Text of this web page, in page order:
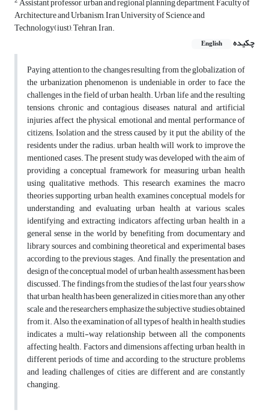
Architecture and Urbanism, Iran University of Science and
Technology(iust), Tehran, Iran.
چکیده
English
Paying attention to the changes resulting from the globalization of
the urbanization phenomenon is undeniable in order to face the
challenges in the field of urban health. Urban life and the resulting
tensions, chronic and contagious diseases, natural and artificial
injuries, affect the physical, emotional and mental performance of
citizens; Isolation and the stress caused by it put the ability of the
residents under the radius. urban health will work to improve the
mentioned cases. The present study was developed with the aim of
providing a conceptual framework for measuring urban health
using qualitative methods. This research examines the macro
theories supporting urban health, examines conceptual models for
understanding and evaluating urban health at various scales,
identifying and extracting indicators affecting urban health in a
general sense in the world by benefiting from documentary and
library sources and combining theoretical and experimental bases
according to the previous stages. And finally, the presentation and
design of the conceptual model of urban health assessment has been
discussed. The findings from the studies of the last four years show
that urban health has been generalized in cities more than any other
scale, and the researchers emphasize the subjective studies obtained
from it. Also, the examination of all types of health in health studies
indicates a multi-way relationship between all the components
affecting health. Factors and dimensions affecting urban health in
different periods of time and according to the structure, problems
and leading challenges of cities are different and are constantly
changing.